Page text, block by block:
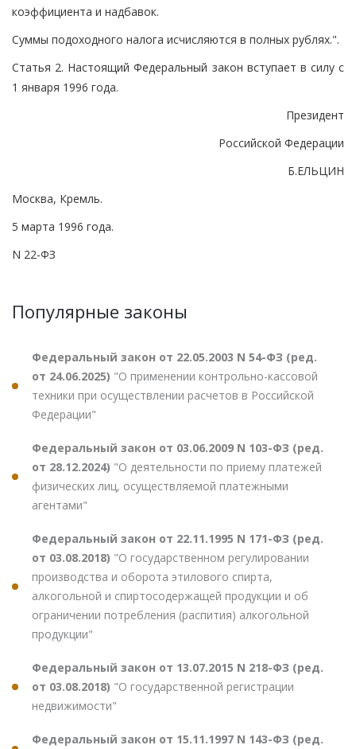
коэффициента и надбавок.
Суммы подоходного налога исчисляются в полных рублях.".
Статья 2. Настоящий Федеральный закон вступает в силу с
1 января 1996 года.
Президент
Российской Федерации
Б.ЕЛЬЦИН
Москва, Кремль.
5 марта 1996 года.
N 22-ФЗ
Популярные законы
Федеральный закон от 22.05.2003 N 54-ФЗ (ред.
от 24.06.2025) "О применении контрольно-кассовой
техники при осуществлении расчетов в Российской
Федерации"
Федеральный закон от 03.06.2009 N 103-ФЗ (ред.
от 28.12.2024) "О деятельности по приему платежей
физических лиц, осуществляемой платежными
агентами"
Федеральный закон от 22.11.1995 N 171-ФЗ (ред.
от 03.08.2018) "О государственном регулировании
производства и оборота этилового спирта,
алкогольной и спиртосодержащей продукции и об
ограничении потребления (распития) алкогольной
продукции"
Федеральный закон от 13.07.2015 N 218-ФЗ (ред.
от 03.08.2018) "О государственной регистрации
недвижимости"
Федеральный закон от 15.11.1997 N 143-ФЗ (ред.